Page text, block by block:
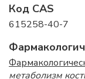
Код CAS
615258-40-7
метаболизм